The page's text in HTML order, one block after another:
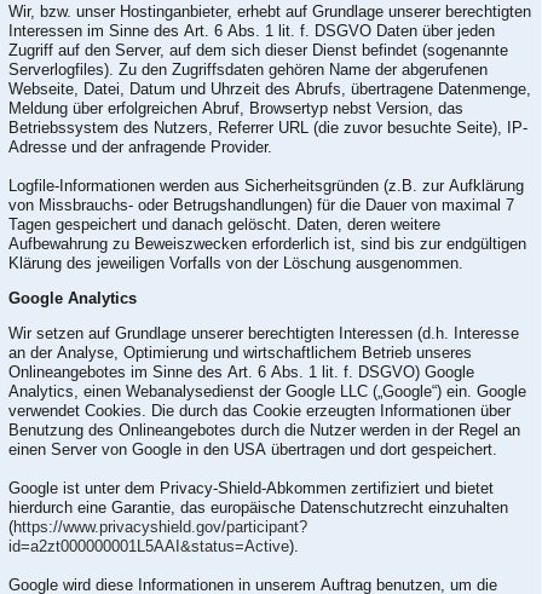
Wir, bzw. unser Hostinganbieter, erhebt auf Grundlage unserer berechtigten
Interessen im Sinne des Art. 6 Abs. 1 lit. f. DSGVO Daten über jeden
Zugriff auf den Server, auf dem sich dieser Dienst befindet (sogenannte
Serverlogfiles). Zu den Zugriffsdaten gehören Name der abgerufenen
Webseite, Datei, Datum und Uhrzeit des Abrufs, übertragene Datenmenge,
Meldung über erfolgreichen Abruf, Browsertyp nebst Version, das
Betriebssystem des Nutzers, Referrer URL (die zuvor besuchte Seite), IP-
Adresse und der anfragende Provider.
Logfile-Informationen werden aus Sicherheitsgründen (z.B. zur Aufklärung
von Missbrauchs- oder Betrugshandlungen) für die Dauer von maximal 7
Tagen gespeichert und danach gelöscht. Daten, deren weitere
Aufbewahrung zu Beweiszwecken erforderlich ist, sind bis zur endgültigen
Klärung des jeweiligen Vorfalls von der Löschung ausgenommen.
Google Analytics
Wir setzen auf Grundlage unserer berechtigten Interessen (d.h. Interesse
an der Analyse, Optimierung und wirtschaftlichem Betrieb unseres
Onlineangebotes im Sinne des Art. 6 Abs. 1 lit. f. DSGVO) Google
Analytics, einen Webanalysedienst der Google LLC („Google“) ein. Google
verwendet Cookies. Die durch das Cookie erzeugten Informationen über
Benutzung des Onlineangebotes durch die Nutzer werden in der Regel an
einen Server von Google in den USA übertragen und dort gespeichert.
Google ist unter dem Privacy-Shield-Abkommen zertifiziert und bietet
hierdurch eine Garantie, das europäische Datenschutzrecht einzuhalten
(https://www.privacyshield.gov/participant?
id=a2zt000000001L5AAI&status=Active).
Google wird diese Informationen in unserem Auftrag benutzen, um die